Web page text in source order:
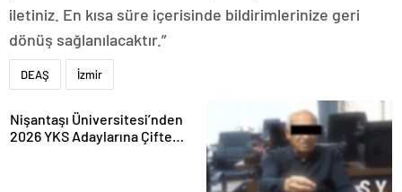
iletiniz. En kısa süre içerisinde bildirimlerinize geri
dönüş sağlanılacaktır.”
DEAŞ İzmir
Nişantaşı Üniversitesi’nden
2026 YKS Adaylarına Çifte